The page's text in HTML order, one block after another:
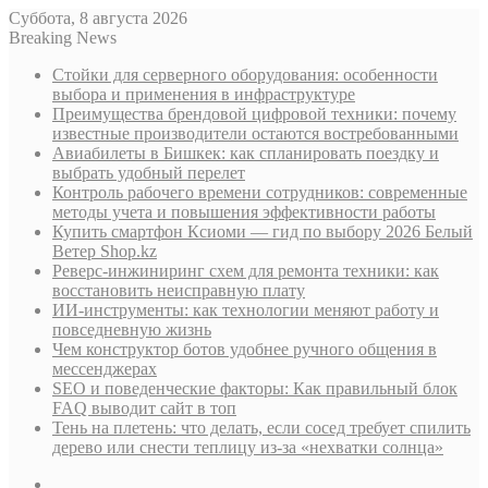
Суббота, 8 августа 2026
Breaking News
Стойки для серверного оборудования: особенности
выбора и применения в инфраструктуре
Преимущества брендовой цифровой техники: почему
известные производители остаются востребованными
Авиабилеты в Бишкек: как спланировать поездку и
выбрать удобный перелет
Контроль рабочего времени сотрудников: современные
методы учета и повышения эффективности работы
Купить смартфон Ксиоми — гид по выбору 2026 Белый
Ветер Shop.kz
Реверс-инжиниринг схем для ремонта техники: как
восстановить неисправную плату
ИИ-инструменты: как технологии меняют работу и
повседневную жизнь
Чем конструктор ботов удобнее ручного общения в
мессенджерах
SEO и поведенческие факторы: Как правильный блок
FAQ выводит сайт в топ
Тень на плетень: что делать, если сосед требует спилить
дерево или снести теплицу из-за «нехватки солнца»